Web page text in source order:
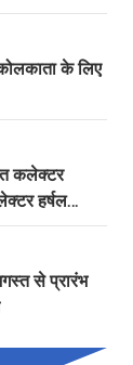
के लिए
कलेक्टर
हर्षल
से प्रारंभ